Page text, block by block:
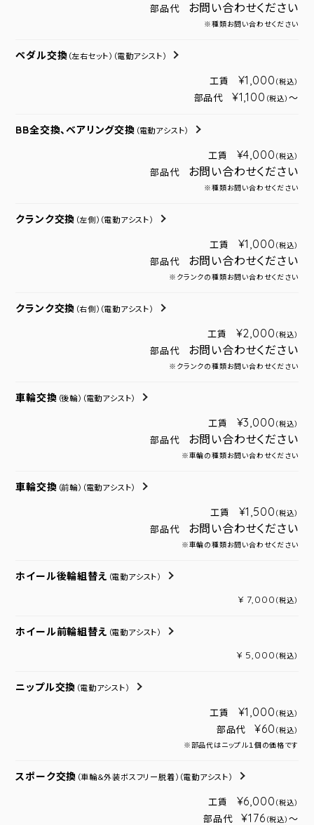
部品代 お問い合わせください
※種類お問い合わせください
ペダル交換 （左右セット） （電動アシスト）
工賃 ¥1,000 （税込）
部品代 ¥1,100 （税込） ～
BB全交換、ベアリング交換 （電動アシスト）
工賃 ¥4,000 （税込）
部品代 お問い合わせください
※種類お問い合わせください
クランク交換 （左側） （電動アシスト）
工賃 ¥1,000 （税込）
部品代 お問い合わせください
※クランクの種類お問い合わせください
クランク交換 （右側） （電動アシスト）
工賃 ¥2,000 （税込）
部品代 お問い合わせください
※クランクの種類お問い合わせください
車輪交換 （後輪） （電動アシスト）
工賃 ¥3,000 （税込）
部品代 お問い合わせください
※車輪の種類お問い合わせください
車輪交換 （前輪） （電動アシスト）
工賃 ¥1,500 （税込）
部品代 お問い合わせください
※車輪の種類お問い合わせください
ホイール後輪組替え （電動アシスト）
¥ 7,000 （税込）
ホイール前輪組替え （電動アシスト）
¥ 5,000 （税込）
ニップル交換 （電動アシスト）
工賃 ¥1,000 （税込）
部品代 ¥60 （税込）
※部品代はニップル１個の価格です
スポーク交換 （車輪＆外装ボスフリー脱着） （電動アシスト）
工賃 ¥6,000 （税込）
部品代 ¥176 （税込） ～